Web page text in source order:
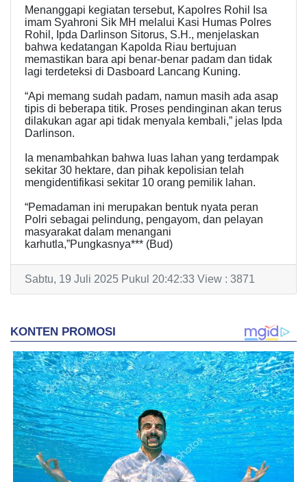
Menanggapi kegiatan tersebut, Kapolres Rohil Isa
imam Syahroni Sik MH melalui Kasi Humas Polres
Rohil, Ipda Darlinson Sitorus, S.H., menjelaskan
bahwa kedatangan Kapolda Riau bertujuan
memastikan bara api benar-benar padam dan tidak
lagi terdeteksi di Dasboard Lancang Kuning.
“Api memang sudah padam, namun masih ada asap
tipis di beberapa titik. Proses pendinginan akan terus
dilakukan agar api tidak menyala kembali,” jelas Ipda
Darlinson.
Ia menambahkan bahwa luas lahan yang terdampak
sekitar 30 hektare, dan pihak kepolisian telah
mengidentifikasi sekitar 10 orang pemilik lahan.
“Pemadaman ini merupakan bentuk nyata peran
Polri sebagai pelindung, pengayom, dan pelayan
masyarakat dalam menangani
karhutla,”Pungkasnya*** (Bud)
Sabtu, 19 Juli 2025 Pukul 20:42:33 View : 3871